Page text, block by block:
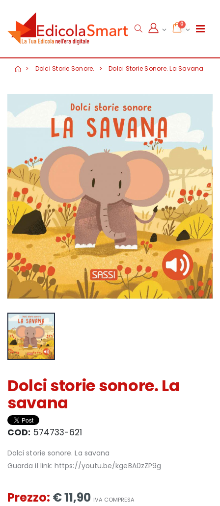
0
Dolci Storie Sonore. Dolci Storie Sonore. La Savana
Dolci storie sonore. La
savana
COD: 574733-621
Dolci storie sonore. La savana
Guarda il link: https://youtu.be/kgeBA0zZP9g
Prezzo: € 11,90 IVA COMPRESA